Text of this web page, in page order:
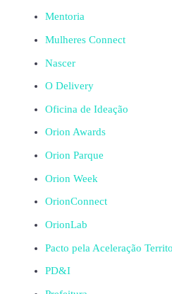
Mentoria
Mulheres Connect
Nascer
O Delivery
Oficina de Ideação
Orion Awards
Orion Parque
Orion Week
OrionConnect
OrionLab
Pacto pela Aceleração
PD&I